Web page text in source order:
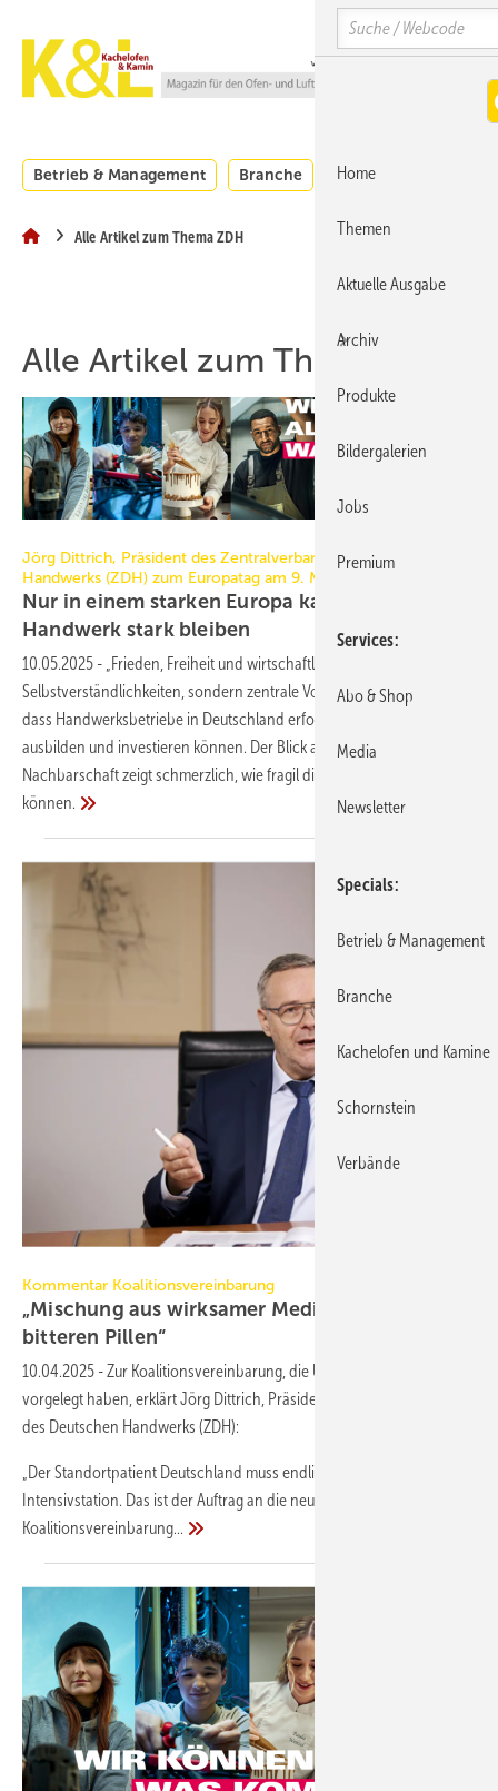
Hauptinhalt
Hauptmenü
SiteSearch
Betrieb & Management Branche Kachelofen und
Alle Artikel zum Thema ZDH
Alle Artikel zum Thema ZDH
Jörg Dittrich, Präsident des Zentralverbandes des Deutschen
Handwerks (ZDH) zum Europatag am 9. Mai 2025
Nur in einem starken Europa kann das
Handwerk stark bleiben
10.05.2025 - „Frieden, Freiheit und wirtschaftliche Stabilität sind keine
Selbstverständlichkeiten, sondern zentrale Voraussetzungen dafür,
dass Handwerksbetriebe in Deutschland erfolgreich arbeiten,
ausbilden und investieren können. Der Blick auf unsere europäische
Nachbarschaft zeigt schmerzlich, wie fragil diese Grundlagen sein
können.
Kommentar Koalitionsvereinbarung
„Mischung aus wirksamer Medizin und einigen
bitteren Pillen“
10.04.2025 -Zur Koalitionsvereinbarung, die Union und SPD
vorgelegt haben, erklärt Jörg Dittrich, Präsident des Zentralverbandes
des Deutschen Handwerks (ZDH):
„Der Standortpatient Deutschland muss endlich runter von der
Intensivstation. Das ist der Auftrag an die neue Regierung. Die
Koalitionsvereinbarung...
Search
Home
Themen
Aktuelle Ausgabe
Archiv
Produkte
Bildergalerien
Jobs
Premium
Services
Abo & Shop
Media
Newsletter
Specials
Betrieb & Management
Branche
Kachelofen und Kamine
Schornstein
Verbände